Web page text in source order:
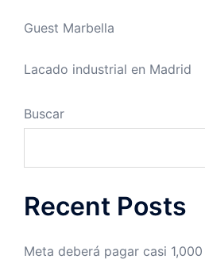
Guest Marbella
Lacado industrial en Madrid
Buscar
Recent Posts
Meta deberá pagar casi